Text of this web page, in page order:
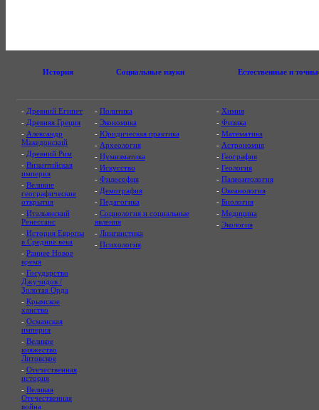
История Социальные науки Естественные и
- Древний Египет
- Древняя Греция
- Александр
Македонский
- Древний Рим
- Византийская
империя
- Великие
географические
открытия
- Итальянский
Ренессанс
- История Европы
в Средние века
- Раннее Новое
время
- Государство
Джучидов /
Золотая Орда
- Крымское
ханство
- Османская
империя
- Великое
княжество
Литовское
- Отечественная
история
- Великая
Отечественная
война
- Политика
- Экономика
- Юридическая практика
- Археология
- Нумизматика
- Искусство
- Философия
- Демография
- Педагогика
- Социология и социальные
явления
- Лингвистика
- Психология
- Химия
- Физика
- Математика
- Астрономия
- География
- Геология
- Палеонтология
- Океанология
- Биология
- Медицина
- Экология